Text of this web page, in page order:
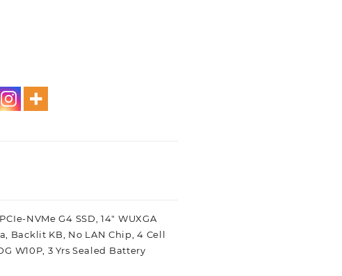
NVMe G4 SSD, 14″ WUXGA
Backlit KB, No LAN Chip, 4 Cell
W10P, 3 Yrs Sealed Battery